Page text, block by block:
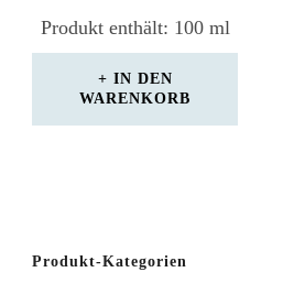
Produkt enthält: 100 ml
IN DEN
WARENKORB
Produkt-Kategorien